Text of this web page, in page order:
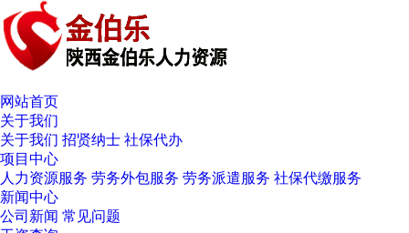
网站首页
关于我们
关于我们 招贤纳士 社保代办
项目中心
人力资源服务 劳务外包服务 劳务派遣服务 社保代缴服务
新闻中心
公司新闻 常见问题